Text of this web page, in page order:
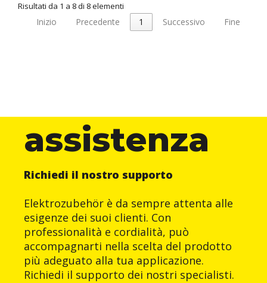
Risultati da 1 a 8 di 8 elementi
Inizio Precedente 1 Successivo Fine
assistenza
Richiedi il nostro supporto
Elektrozubehör è da sempre attenta alle
esigenze dei suoi clienti. Con
professionalità e cordialità, può
accompagnarti nella scelta del prodotto
più adeguato alla tua applicazione.
Richiedi il supporto dei nostri specialisti.